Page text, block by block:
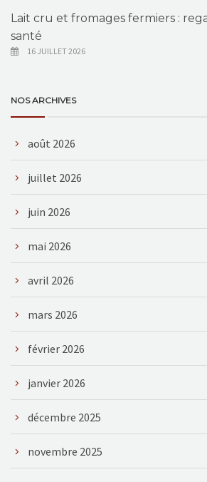
Lait cru et fromages fermiers :
santé
16 JUILLET 2026
NOS ARCHIVES
août 2026
juillet 2026
juin 2026
mai 2026
avril 2026
mars 2026
février 2026
janvier 2026
décembre 2025
novembre 2025